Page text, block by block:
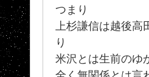
つまり
上杉謙信は越後
り
米沢とは生前のゆ